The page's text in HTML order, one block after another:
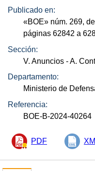
Publicado en:
«BOE» núm. 269,
páginas 62842 a
Sección:
V. Anuncios - A.
Departamento:
Ministerio de
Referencia:
BOE-B-2024-40264
PDF